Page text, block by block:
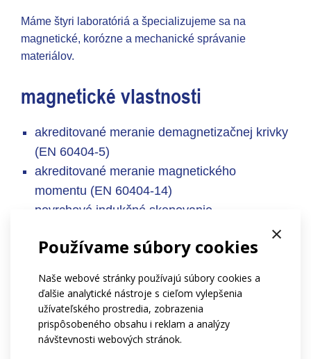
×
Používame súbory cookies
Naše webové stránky používajú súbory cookies a
ďalšie analytické nástroje s cieľom vylepšenia
užívateľského prostredia, zobrazenia
prispôsobeného obsahu i reklam a analýzy
návštevnosti webových stránok.
Máme štyri laboratóriá a špecializujeme sa na
magnetické, korózne a mechanické správanie
materiálov.
magnetické vlastnosti
akreditované meranie demagnetizačnej krivky
(EN 60404-5)
akreditované meranie magnetického
momentu (EN 60404-14)
povrchové indukčné skenovanie
meranie odchýlky smeru magnetizácie
korózne vlastnosti